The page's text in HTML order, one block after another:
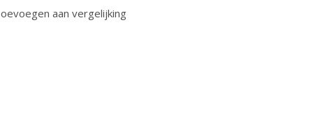
aan vergelijking